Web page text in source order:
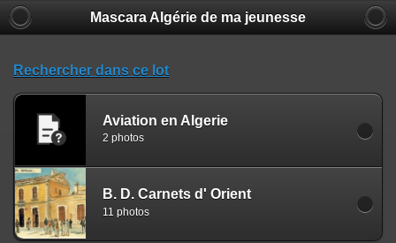
Mascara Algérie de ma jeunesse
Rechercher dans ce lot
Aviation en Algerie
2 photos
B. D. Carnets d' Orient
11 photos